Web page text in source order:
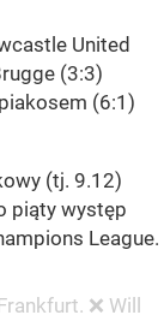
United
(3:3)
(6:1)
(tj. 9.12)
piąty występ
League.
❌ Will